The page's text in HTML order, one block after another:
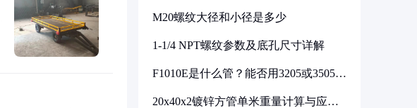
M20螺纹大径和小径是多少
1-1/4 NPT螺纹参数及底孔尺寸详解
F1010E是什么管？能否用3205或3505代
20x40x2镀锌方管单米重量计算与应用